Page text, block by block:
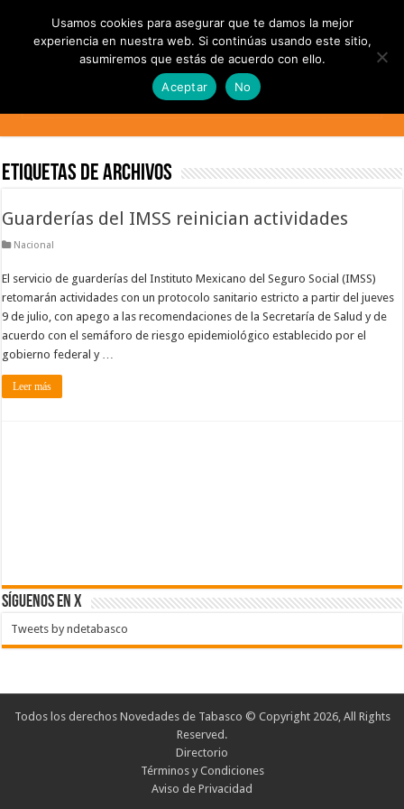
Etiquetas de Archivos
Guarderías del IMSS reinician actividades
Nacional
El servicio de guarderías del Instituto Mexicano del Seguro Social (IMSS)
retomarán actividades con un protocolo sanitario estricto a partir del jueves
9 de julio, con apego a las recomendaciones de la Secretaría de Salud y de
acuerdo con el semáforo de riesgo epidemiológico establecido por el
gobierno federal y …
Leer más
SÍGUENOS EN X
Tweets by ndetabasco
Todos los derechos Novedades de Tabasco © Copyright 2026, All Rights
Reserved.
Directorio
Términos y Condiciones
Aviso de Privacidad
Usamos cookies para asegurar que te damos la mejor
experiencia en nuestra web. Si continúas usando este sitio,
asumiremos que estás de acuerdo con ello.
Aceptar
No